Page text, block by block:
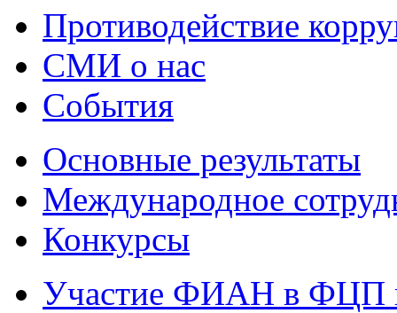
Противодействие
СМИ о нас
События
Основные результаты
Международное
Конкурсы
Участие ФИАН в ФЦП